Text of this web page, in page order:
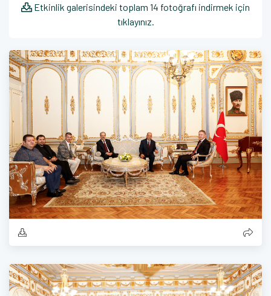
Etkinlik galerisindeki toplam 14 fotoğrafı indirmek için
tıklayınız.